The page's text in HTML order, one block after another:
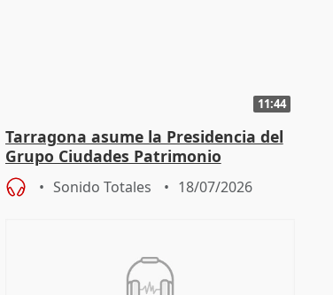
11:44
Tarragona asume la Presidencia del
Grupo Ciudades Patrimonio
Sonido Totales 18/07/2026